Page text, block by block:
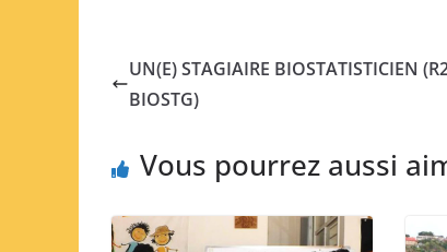
UN(E) STAGIAIRE BIOSTATISTICIEN
BIOSTG)
Vous pourrez aussi